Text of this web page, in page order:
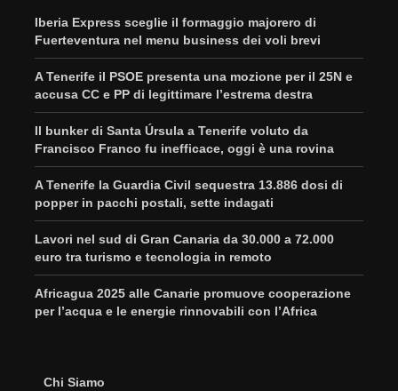
Iberia Express sceglie il formaggio majorero di
Fuerteventura nel menu business dei voli brevi
A Tenerife il PSOE presenta una mozione per il 25N e
accusa CC e PP di legittimare l’estrema destra
Il bunker di Santa Úrsula a Tenerife voluto da
Francisco Franco fu inefficace, oggi è una rovina
A Tenerife la Guardia Civil sequestra 13.886 dosi di
popper in pacchi postali, sette indagati
Lavori nel sud di Gran Canaria da 30.000 a 72.000
euro tra turismo e tecnologia in remoto
Africagua 2025 alle Canarie promuove cooperazione
per l’acqua e le energie rinnovabili con l’Africa
Chi Siamo